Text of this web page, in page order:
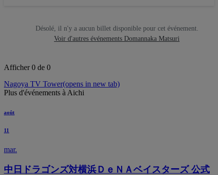
Désolé, il n'y a aucun billet disponible pour cet événement.
Voir d'autres événements Domannaka Matsuri
Afficher 0 de 0
Nagoya TV Tower(opens in new tab)
Plus d'événements à Aichi
août
11
mar.
中日ドラゴンズ対横浜ＤｅＮＡベイスターズ 公式